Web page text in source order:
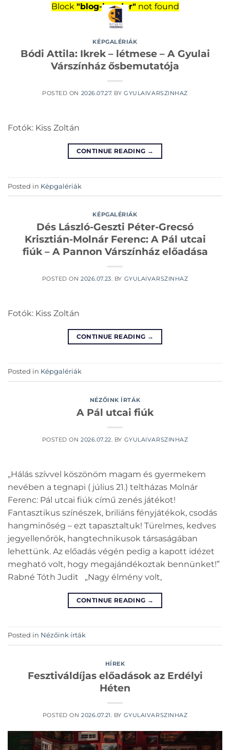
Block "blog-header"not found
KÉPGALÉRIÁK
Bódi Attila: Ikrek – létmese – A Gyulai
Várszínház ősbemutatója
POSTED ON 2026.07.27. BYGYULAIVARSZINHAZ
Fotók: Kiss Zoltán
CONTINUE READING →
Posted in Képgalériák
KÉPGALÉRIÁK
Dés László-Geszti Péter-Grecsó
Krisztián-Molnár Ferenc: A Pál utcai
fiúk – A Pannon Várszínház előadása
POSTED ON2026.07.23. BY GYULAIVARSZINHAZ
Fotók: Kiss Zoltán
CONTINUE READING →
Posted in Képgalériák
NÉZŐINK ÍRTÁK
A Pál utcai fiúk
POSTED ON2026.07.22. BY GYULAIVARSZINHAZ
„Hálás szívvel köszönöm magam és gyermekem
nevében a tegnapi ( július 21.) teltházas Molnár
Ferenc: Pál utcai fiúk című zenés játékot!
Fantasztikus színészek, briliáns fényjátékok, csodás
hangminőség – ezt tapasztaltuk! Türelmes, kedves
jegyellenőrök, hangtechnikusok társaságában
lehettünk. Az előadás végén pedig a kapott idézet
megható volt, hogy megajándékoztak bennünket!”
Rabné Tóth Judit „Nagy élmény volt,
CONTINUE READING →
Posted in Nézőink írták
HÍREK
Fesztiváldíjas előadások az Erdélyi
Héten
POSTED ON2026.07.21. BY GYULAIVARSZINHAZ